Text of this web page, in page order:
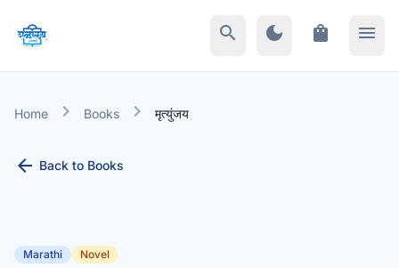
search dark_mode shopping_bag menu
Home chevron_right Books chevron_right मृत्युंजय
arrow_back Back to Books
Marathi Novel